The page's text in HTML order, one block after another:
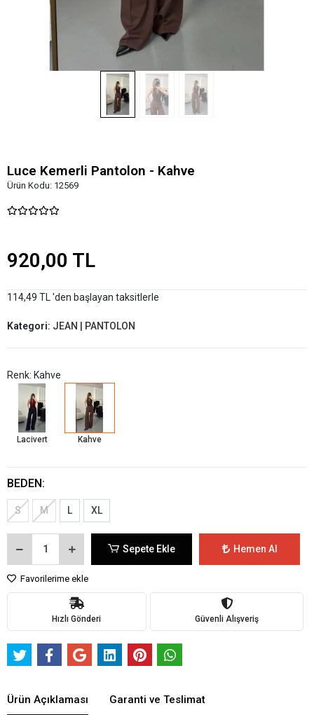
Luce Kemerli Pantolon - Kahve
Ürün Kodu: 12569
920,00 TL
114,49 TL 'den başlayan taksitlerle
Kategori: JEAN | PANTOLON
Renk: Kahve
Lacivert Kahve
BEDEN:
S M L XL
Sepete Ekle Hemen Al
Favorilerime ekle
Hızlı Gönderi Güvenli Alışveriş
Ürün Açıklaması Garanti ve Teslimat